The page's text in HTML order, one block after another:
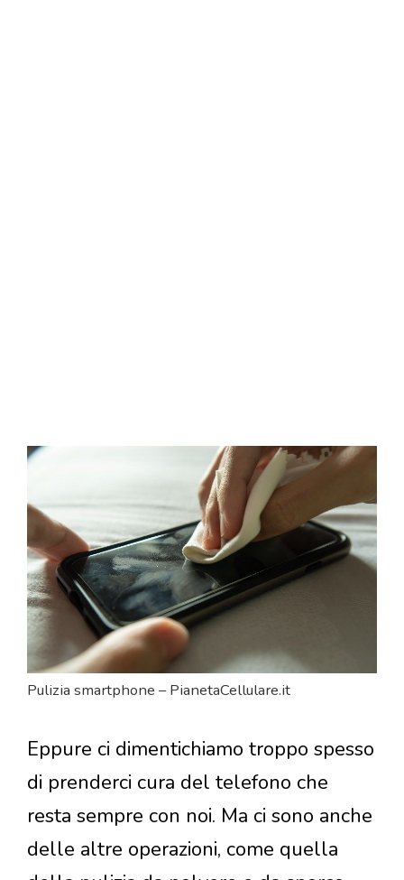
Pulizia smartphone – PianetaCellulare.it
Eppure ci dimentichiamo troppo spesso
di prenderci cura del telefono che
resta sempre con noi. Ma ci sono anche
delle altre operazioni, come quella